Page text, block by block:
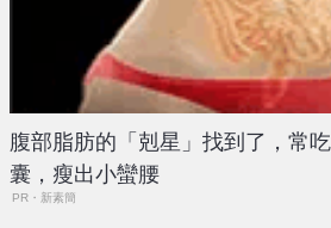
腹部脂肪的「剋星」找到了，常
囊，瘦出小蠻腰
PR・新素簡